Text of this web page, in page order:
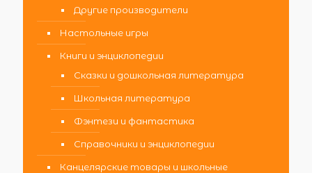
Другие производители
Настольные игры
Книги и энциклопедии
Сказки и дошкольная литература
Школьная литература
Фэнтези и фантастика
Справочники и энциклопедии
Канцелярские товары и школьные